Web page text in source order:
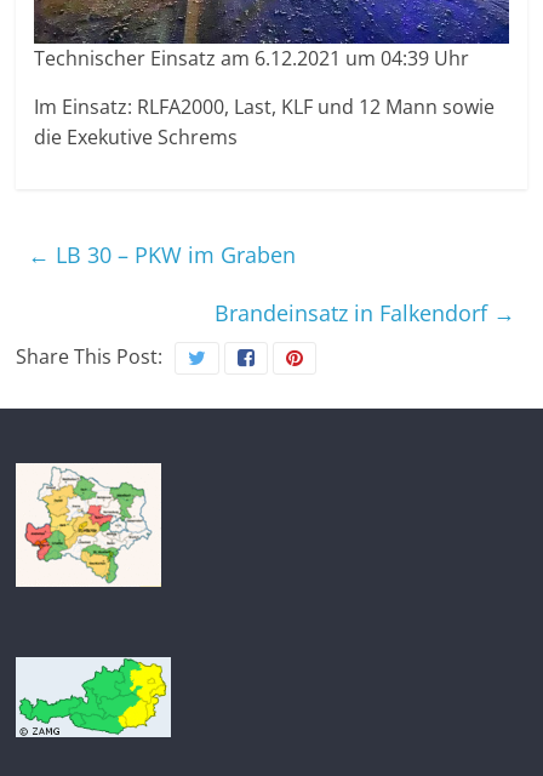
Technischer Einsatz am 6.12.2021 um 04:39 Uhr
Im Einsatz: RLFA2000, Last, KLF und 12 Mann sowie
die Exekutive Schrems
← LB 30 – PKW im Graben
Brandeinsatz in Falkendorf →
Share This Post: